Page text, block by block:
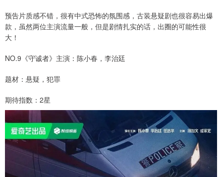
预告片质感不错，很有中式恐怖的氛围感，古装悬疑剧也很容易出爆
款，虽然两位主演流量一般，但是剧情扎实的话，出圈的可能性很
大！
NO.9《守诚者》主演：陈小春，李治廷
题材：悬疑，犯罪
期待指数：2星